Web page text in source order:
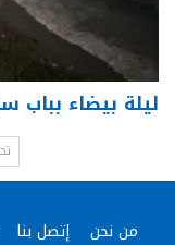
ليلة بيضاء بباب
من نحن إتصل بنا